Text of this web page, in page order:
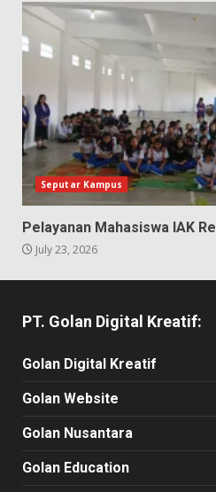
Seputar Kampus
Pelayanan Mahasiswa IAK
July 23, 2026
PT. Golan Digital Kreatif:
Golan Digital Kreatif
Golan Website
Golan Nusantara
Golan Education